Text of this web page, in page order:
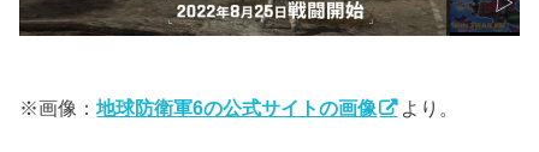
※画像：地球防衛軍6の公式サイトの画像 より。